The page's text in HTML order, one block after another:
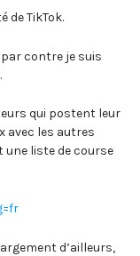
de TikTok.
contre je suis
qui postent leur
avec les autres
liste de course
d’ailleurs,